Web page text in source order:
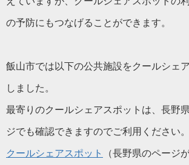
の予防にもつなげることができます。
飯山市では以下の公共施設をクールシェ
しました。
最寄りのクールシェアスポットは、長野
ジでも確認できますのでご利用ください。
クールシェアスポット （長野県のページ